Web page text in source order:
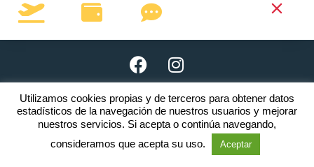
Copyright © 2026 · www.clubnomada.es
El incumplimiento de una o variasReglasserá motivo de expulsión.
Política de privacidad Política de cookies
Utilizamos cookies propias y de terceros para obtener datos
estadísticos de la navegación de nuestros usuarios y mejorar
nuestros servicios. Si acepta o continúa navegando,
consideramos que acepta su uso.
Aceptar